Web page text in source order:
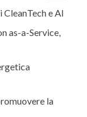
e AI
as-a-Service,
la